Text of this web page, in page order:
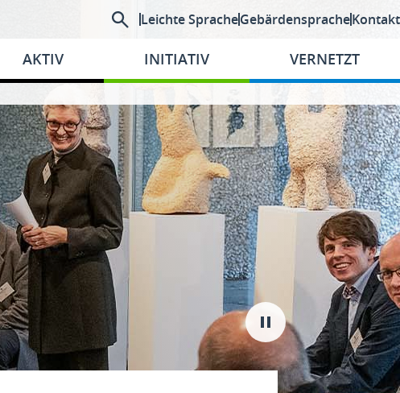
Leichte SpracheGebärdenspracheKontakt
AKTIV INITIATIV VERNETZT